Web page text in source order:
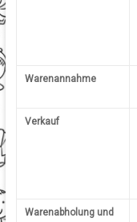
Warenannahme
Verkauf
Warenabholung und